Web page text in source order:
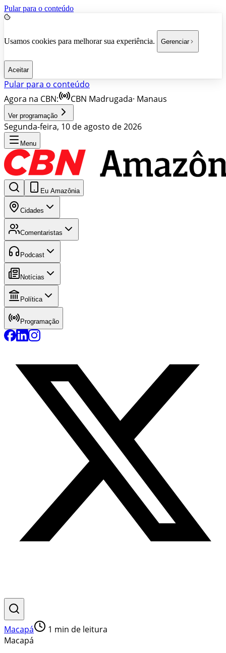
Pular para o conteúdo
Usamos cookies para melhorar sua experiência. Gerenciar
Aceitar
Pular para o conteúdo
Agora na CBN:
CBN Madrugada· Manaus
Ver programação
Segunda-feira, 10 de agosto de 2026
Menu
Eu Amazônia
Cidades
Comentaristas
Podcast
Notícias
Política
Programação
Macapá 1 min de leitura
Macapá